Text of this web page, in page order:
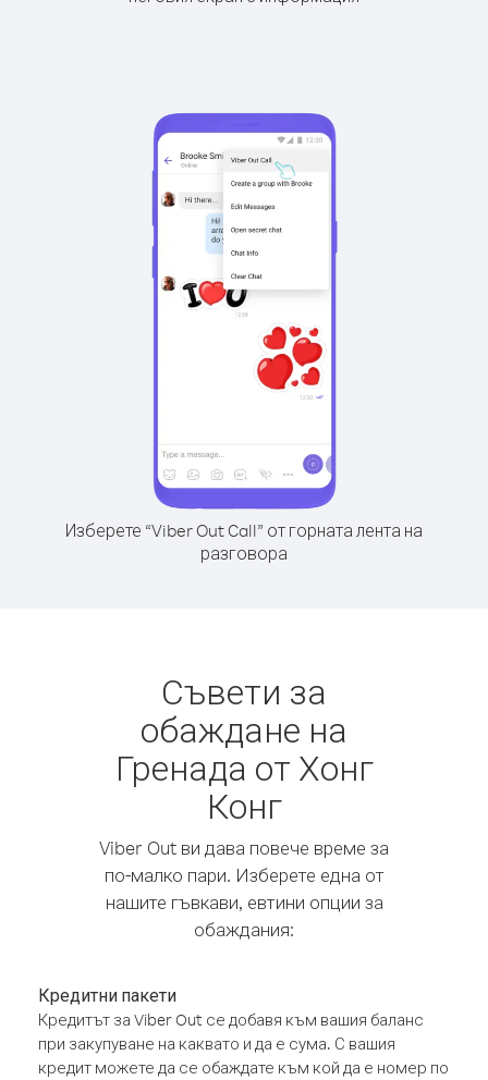
Изберете “Viber Out Call” от горната лента на
разговора
Съвети за
обаждане на
Гренада от Хонг
Конг
Viber Out ви дава повече време за
по-малко пари. Изберете една от
нашите гъвкави, евтини опции за
обаждания:
Кредитни пакети
Кредитът за Viber Out се добавя към вашия баланс
при закупуване на каквато и да е сума. С вашия
кредит можете да се обаждате към кой да е номер по